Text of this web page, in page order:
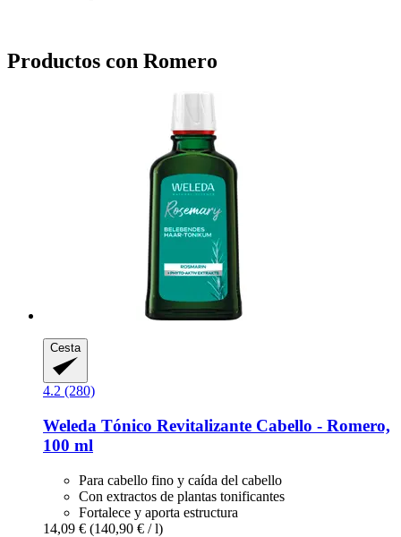
Productos con Romero
Cesta
4.2 (280)
Weleda Tónico Revitalizante Cabello -​ Romero,
100 ml
Para cabello fino y caída del cabello
Con extractos de plantas tonificantes
Fortalece y aporta estructura
14,09 € (140,90 € / l)